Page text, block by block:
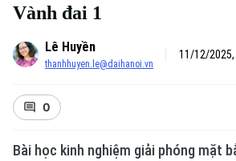
Vành đai 1
Lê Huyền
thanhhuyen.le@daihanoi.vn
11/12/2025,
0
Bài học kinh nghiệm giải phóng mặt